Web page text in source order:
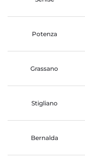
Potenza
Grassano
Stigliano
Bernalda